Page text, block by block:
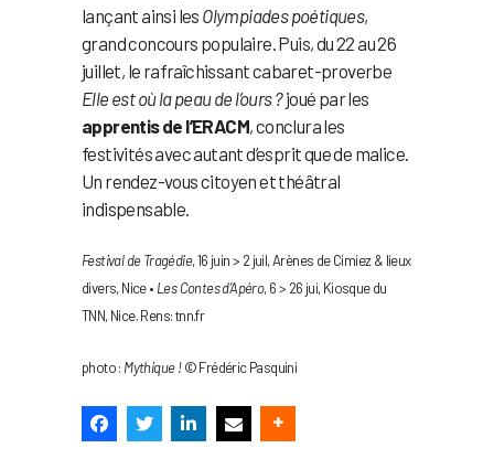
lançant ainsi les Olympiades poétiques,
grand concours populaire. Puis, du 22 au 26
juillet, le rafraîchissant cabaret-proverbe
Elle est où la peau de l’ours ?joué par les
apprentis de l’ERACM, conclura les
festivités avec autant d’esprit que de malice.
Un rendez-vous citoyen et théâtral
indispensable.
Festival de Tragédie, 16 juin > 2 juil, Arènes de Cimiez & lieux
divers, Nice • Les Contes d’Apéro, 6 > 26 jui, Kiosque du
TNN, Nice. Rens: tnn.fr
photo : Mythique !© Frédéric Pasquini